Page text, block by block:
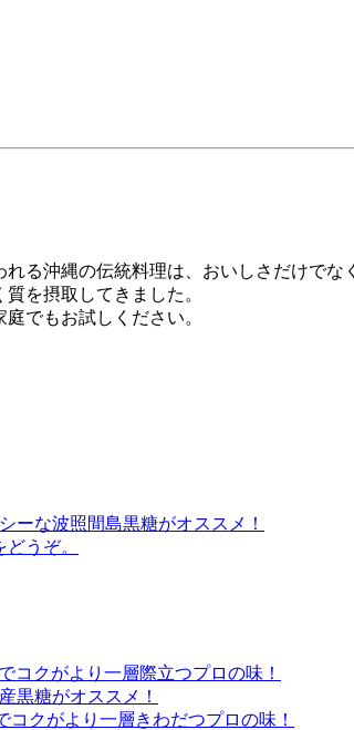
る沖縄の伝統料理は、おいしさだけでな
を摂取してきました。
でもお試しください。
な波照間島黒糖がオススメ！
うぞ。
クがより一層際立つプロの味！
糖がオススメ！
クがより一層きわだつプロの味！